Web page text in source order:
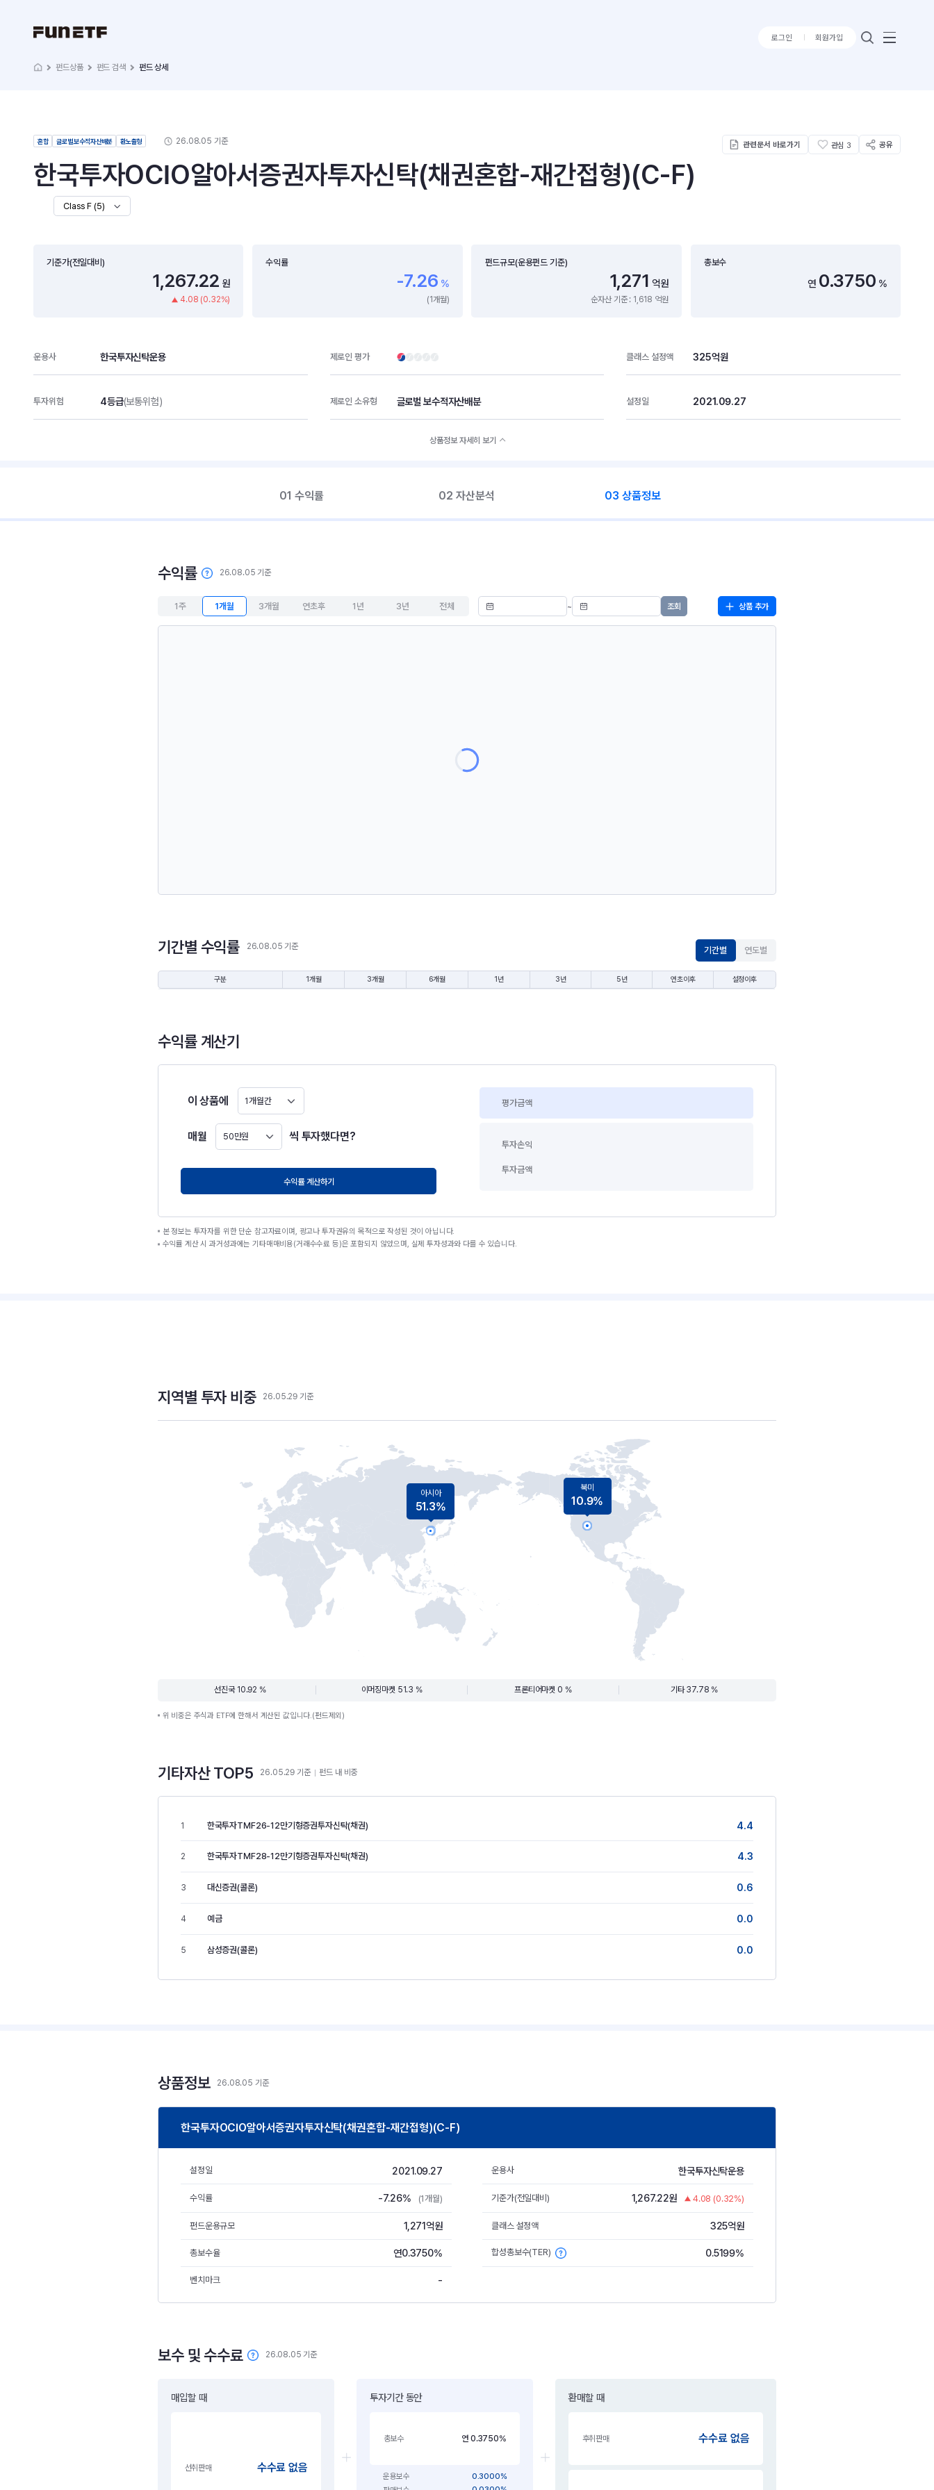
로그인 회원가입
펀드상품 펀드 검색 펀드 상세
혼합 글로벌 보수적자산배분 환노출형 26.08.05 기준 관련문서 바로가기 관심 3 공유
한국투자OCIO알아서증권자투자신탁(채권혼합-재간접형)(C-F)
Class F (5)
기준가(전일대비)
1,267.22 원
4.08 (0.32%)
수익률
-7.26 %
(1개월)
펀드규모(운용펀드 기준)
1,271 억원
순자산 기준 : 1,618 억원
총보수
연 0.3750 %
운용사 한국투자신탁운용 제로인 평가 클래스 설정액 325억원
투자위험 4등급(보통위험) 제로인 소유형 글로벌 보수적자산배분 설정일 2021.09.27
상품정보 자세히 보기
01 수익률 02 자산분석 03 상품정보
수익률 26.08.05 기준
1주 1개월 3개월 연초후 1년 3년 전체 ~ 조회 상품 추가
기간별 수익률 26.08.05 기준 기간별 연도별
구분 1개월 3개월 6개월 1년 3년 5년 연초이후 설정이후
수익률 계산기
이 상품에 1개월간
매월 50만원 원 씩 투자했다면?
수익률 계산하기
평가금액
투자손익
투자금액
본 정보는 투자자를 위한 단순 참고자료이며, 광고나 투자권유의 목적으로 작성된 것이 아닙니다.
수익률 계산 시 과거성과에는 기타매매비용(거래수수료 등)은 포함되지 않았으며, 실제 투자성과와 다를 수 있습니다.
지역별 투자 비중 26.05.29 기준
북미
10.9%
아시아
51.3%
선진국 10.92 % 이머징마켓 51.3 % 프론티어마켓 0 % 기타 37.78 %
위 비중은 주식과 ETF에 한해서 계산된 값입니다.(펀드제외)
기타자산 TOP5 26.05.29 기준 펀드 내 비중
1 한국투자TMF26-12만기형증권투자신탁(채권) 4.4
2 한국투자TMF28-12만기형증권투자신탁(채권) 4.3
3 대신증권(콜론) 0.6
4 예금 0.0
5 삼성증권(콜론) 0.0
상품정보 26.08.05 기준
한국투자OCIO알아서증권자투자신탁(채권혼합-재간접형)(C-F)
설정일 2021.09.27 운용사 한국투자신탁운용
수익률 -7.26% (1개월) 기준가(전일대비) 1,267.22원 4.08 (0.32%)
펀드운용규모 1,271억원 클래스 설정액 325억원
총보수율 연0.3750% 합성총보수(TER) 0.5199%
벤치마크 -
보수 및 수수료 26.08.05 기준
매입할 때
선취판매 수수료 없음
투자기간 동안
총보수 연 0.3750%
운용보수
0.3000%
환매할 때
후취판매 수수료 없음